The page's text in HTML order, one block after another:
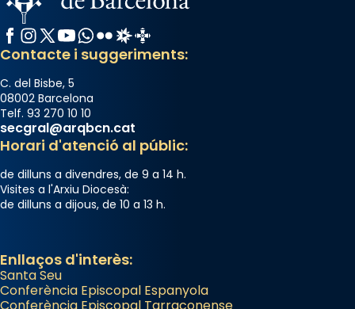
Facebook
Instagram
X / Twitter
YouTube
WhatsApp
FlickrRadio Estel
Catalunya Cristiana
Contacte i suggeriments:
C. del Bisbe, 5
08002 Barcelona
Telf. 93 270 10 10
secgral@arqbcn.cat
Horari d'atenció al públic:
de dilluns a divendres, de 9 a 14 h.
Visites a l'Arxiu Diocesà:
de dilluns a dijous, de 10 a 13 h.
Enllaços d'interès:
Santa Seu
Conferència Episcopal Espanyola